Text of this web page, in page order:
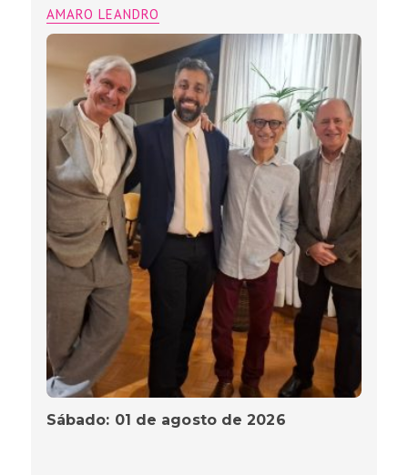
AMARO LEANDRO
Sábado: 01 de agosto de 2026